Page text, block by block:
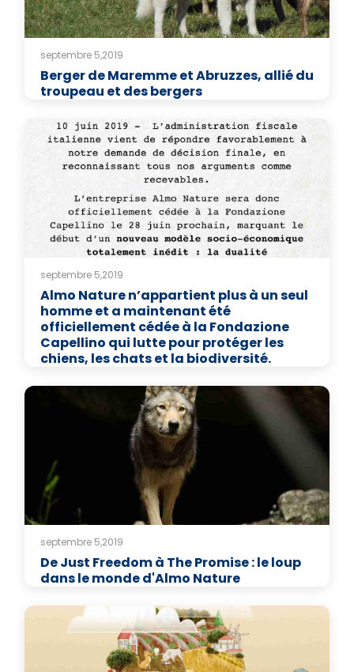
septembre 5,2019
Berger de Maremme et Abruzzes, allié du
troupeau et des bergers
septembre 5,2019
Almo Nature n’appartient plus à un seul
homme et a maintenant été
officiellement cédée à la Fondazione
Capellino qui lutte pour protéger les
chiens, les chats et la biodiversité.
septembre 5,2019
De Just Freedom à The Promise : le loup
dans le monde d'Almo Nature